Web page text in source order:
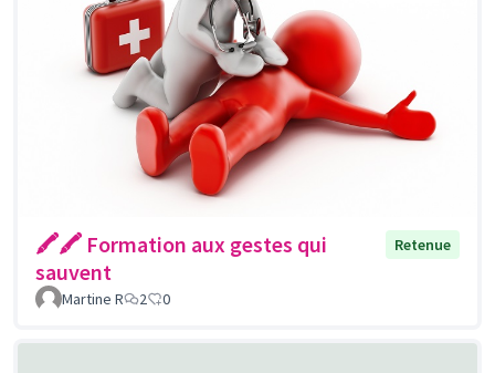
🖍🖍 Formation aux gestes qui
sauvent
Retenue
Martine R 2 0